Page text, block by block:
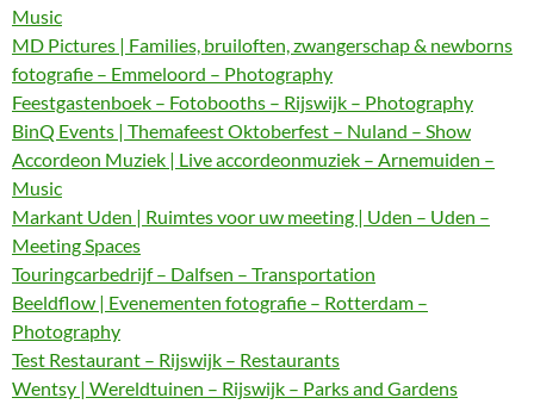
Music
MD Pictures | Families, bruiloften, zwangerschap & newborns
fotografie – Emmeloord – Photography
Feestgastenboek – Fotobooths – Rijswijk – Photography
BinQ Events | Themafeest Oktoberfest – Nuland – Show
Accordeon Muziek | Live accordeonmuziek – Arnemuiden –
Music
Markant Uden | Ruimtes voor uw meeting | Uden – Uden –
Meeting Spaces
Touringcarbedrijf – Dalfsen – Transportation
Beeldflow | Evenementen fotografie – Rotterdam –
Photography
Test Restaurant – Rijswijk – Restaurants
Wentsy | Wereldtuinen – Rijswijk – Parks and Gardens